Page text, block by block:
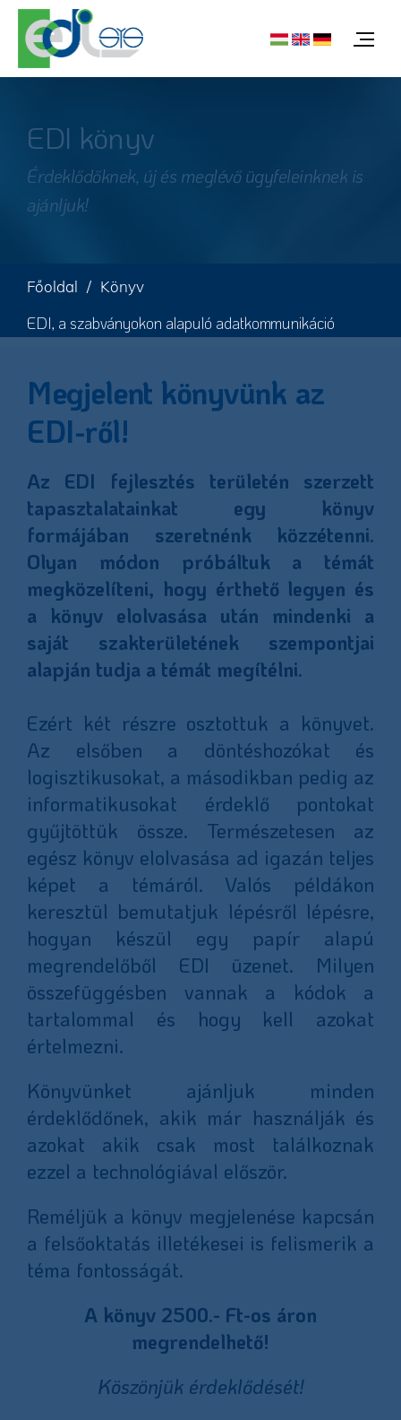
EDI könyv
Érdeklődőknek, új és meglévő ügyfeleinknek is
ajánljuk!
Főoldal Könyv
EDI, a szabványokon alapuló adatkommunikáció
Megjelent könyvünk az
EDI-ről!
Az EDI fejlesztés területén szerzett
tapasztalatainkat egy könyv
formájában szeretnénk közzétenni.
Olyan módon próbáltuk a témát
megközelíteni, hogy érthető legyen és
a könyv elolvasása után mindenki a
saját szakterületének szempontjai
alapján tudja a témát megítélni.
Ezért két részre osztottuk a könyvet.
Az elsőben a döntéshozókat és
logisztikusokat, a másodikban pedig az
informatikusokat érdeklő pontokat
gyűjtöttük össze. Természetesen az
egész könyv elolvasása ad igazán teljes
képet a témáról. Valós példákon
keresztül bemutatjuk lépésről lépésre,
hogyan készül egy papír alapú
megrendelőből EDI üzenet. Milyen
összefüggésben vannak a kódok a
tartalommal és hogy kell azokat
értelmezni.
Könyvünket ajánljuk minden
érdeklődőnek, akik már használják és
azokat akik csak most találkoznak
ezzel a technológiával először.
Reméljük a könyv megjelenése kapcsán
a felsőoktatás illetékesei is felismerik a
téma fontosságát.
A könyv 2500.- Ft-os áron
megrendelhető!
Köszönjük érdeklődését!